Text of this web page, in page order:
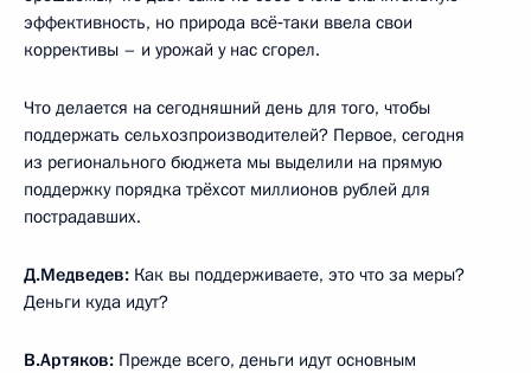
эффективность, но природа всё‑таки ввела свои
коррективы – и урожай у нас сгорел.
Что делается на сегодняшний день для того, чтобы
поддержать сельхозпроизводителей? Первое, сегодня
из регионального бюджета мы выделили на прямую
поддержку порядка трёхсот миллионов рублей для
пострадавших.
Д.Медведев: Как вы поддерживаете, это что за меры?
Деньги куда идут?
В.Артяков: Прежде всего, деньги идут основным